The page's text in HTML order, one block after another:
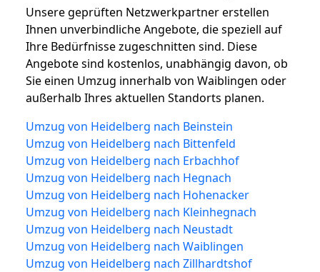
Unsere geprüften Netzwerkpartner erstellen
Ihnen unverbindliche Angebote, die speziell auf
Ihre Bedürfnisse zugeschnitten sind. Diese
Angebote sind kostenlos, unabhängig davon, ob
Sie einen Umzug innerhalb von Waiblingen oder
außerhalb Ihres aktuellen Standorts planen.
Umzug von Heidelberg nach Beinstein
Umzug von Heidelberg nach Bittenfeld
Umzug von Heidelberg nach Erbachhof
Umzug von Heidelberg nach Hegnach
Umzug von Heidelberg nach Hohenacker
Umzug von Heidelberg nach Kleinhegnach
Umzug von Heidelberg nach Neustadt
Umzug von Heidelberg nach Waiblingen
Umzug von Heidelberg nach Zillhardtshof